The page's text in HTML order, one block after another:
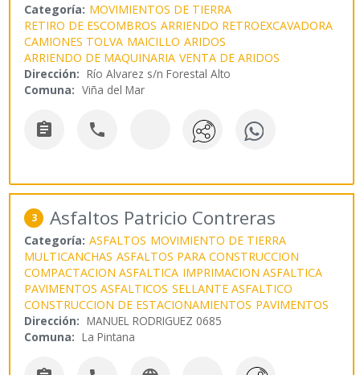
Categoría: MOVIMIENTOS DE TIERRA
RETIRO DE ESCOMBROS ARRIENDO RETROEXCAVADORA
CAMIONES TOLVA MAICILLO ARIDOS
ARRIENDO DE MAQUINARIA VENTA DE ARIDOS
Dirección: Río Alvarez s/n Forestal Alto
Comuna: Viña del Mar
 
3 Asfaltos Patricio Contreras
Categoría: ASFALTOS MOVIMIENTO DE TIERRA
MULTICANCHAS ASFALTOS PARA CONSTRUCCION
COMPACTACION ASFALTICA IMPRIMACION ASFALTICA
PAVIMENTOS ASFALTICOS SELLANTE ASFALTICO
CONSTRUCCION DE ESTACIONAMIENTOS PAVIMENTOS
Dirección: MANUEL RODRIGUEZ 0685
Comuna: La Pintana